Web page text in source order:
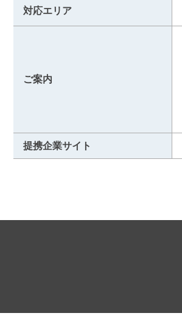
対応エリア
ご案内
提携企業サイト